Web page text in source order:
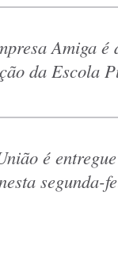
Amiga é
da Escola
é
segunda-